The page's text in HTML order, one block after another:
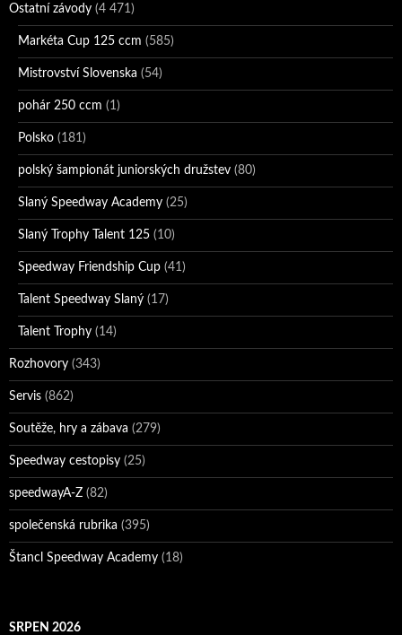
Ostatní závody (4 471)
Markéta Cup 125 ccm (585)
Mistrovství Slovenska (54)
pohár 250 ccm (1)
Polsko (181)
polský šampionát juniorských družstev (80)
Slaný Speedway Academy (25)
Slaný Trophy Talent 125 (10)
Speedway Friendship Cup (41)
Talent Speedway Slaný (17)
Talent Trophy (14)
Rozhovory (343)
Servis (862)
Soutěže, hry a zábava (279)
Speedway cestopisy (25)
speedwayA-Z (82)
společenská rubrika (395)
Štancl Speedway Academy (18)
SRPEN 2026